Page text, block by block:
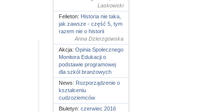
Laskowski
Felieton: Historia nie taka,
jak zawsze - część 5, tym
razem nie o historii
Anna Dzierzgowska
Akcja: Opinia Spolecznego
Monitora Edukacji o
podstawie programowej
dla szkól branżowych
News: Rozporządzenie o
kształceniu
cudzoziemców
Biuletyn: czerwiec 2016